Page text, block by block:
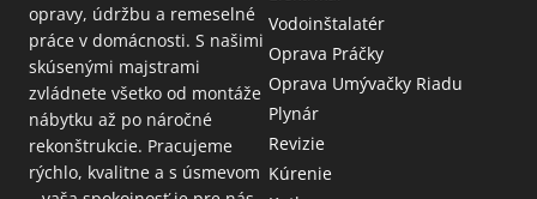
opravy, údržbu a remeselné
práce v domácnosti. S našimi
skúsenými majstrami
zvládnete všetko od montáže
nábytku až po náročné
rekonštrukcie. Pracujeme
rýchlo, kvalitne a s úsmevom
Vodoinštalatér
Oprava Práčky
Oprava Umývačky Riadu
Plynár
Revizie
Kúrenie